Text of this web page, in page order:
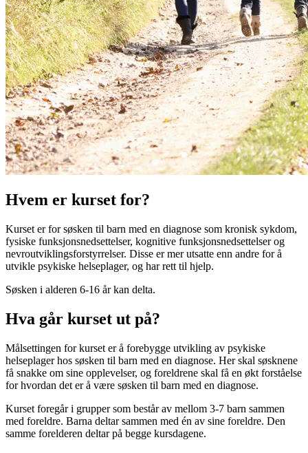
Hvem er kurset for?
Kurset er for søsken til barn med en diagnose som kronisk sykdom,
fysiske funksjonsnedsettelser, kognitive funksjonsnedsettelser og
nevroutviklingsforstyrrelser. Disse er mer utsatte enn andre for å
utvikle psykiske helseplager, og har rett til hjelp.
Søsken i alderen 6-16 år kan delta.
Hva går kurset ut på?
Målsettingen for kurset er å forebygge utvikling av psykiske
helseplager hos søsken til barn med en diagnose. Her skal søsknene
få snakke om sine opplevelser, og foreldrene skal få en økt forståelse
for hvordan det er å være søsken til barn med en diagnose.
Kurset foregår i grupper som består av mellom 3-7 barn sammen
med foreldre. Barna deltar sammen med én av sine foreldre. Den
samme forelderen deltar på begge kursdagene.